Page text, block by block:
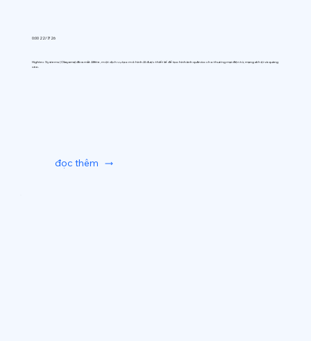
0:00 22/7/26
Hightec Systems (Okayama) đã ra mắt AIfitte, một dịch vụ tạo mô hình AI được thiết kế để tạo hình ảnh quần áo cho thương mại điện tử, mạng xã hội và quảng
cáo.
đọc thêm